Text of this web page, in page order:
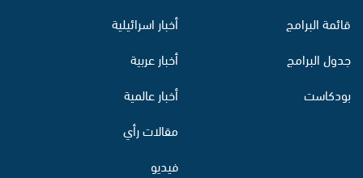
قائمة البرامج
جدول البرامج
بودكاست
أخبار اسرائيلية
أخبار عربية
أخبار عالمية
مقالات رأي
فيديو